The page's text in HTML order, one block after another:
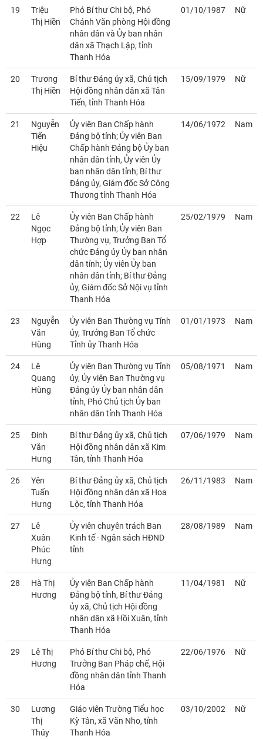
19
Triệu
Thị Hiền
Phó Bí thư Chi bộ, Phó
Chánh Văn phòng Hội đồng
nhân dân và Ủy ban nhân
dân xã Thạch Lập, tỉnh
Thanh Hóa
01/10/1987 Nữ
20
Trương
Thị Hiền
Bí thư Đảng ủy xã, Chủ tịch
Hội đồng nhân dân xã Tân
Tiến, tỉnh Thanh Hóa
15/09/1979 Nữ
21
Nguyễn
Tiến
Hiệu
Ủy viên Ban Chấp hành
Đảng bộ tỉnh; Ủy viên Ban
Chấp hành Đảng bộ Ủy ban
nhân dân tỉnh, Ủy viên Ủy
ban nhân dân tỉnh; Bí thư
Đảng ủy, Giám đốc Sở Công
Thương tỉnh Thanh Hóa
14/06/1972 Nam
22
Lê
Ngọc
Hợp
Ủy viên Ban Chấp hành
Đảng bộ tỉnh; Ủy viên Ban
Thường vụ, Trưởng Ban Tổ
chức Đảng ủy Ủy ban nhân
dân tỉnh; Ủy viên Ủy ban
nhân dân tỉnh; Bí thư Đảng
ủy, Giám đốc Sở Nội vụ tỉnh
Thanh Hóa
25/02/1979 Nam
23
Nguyễn
Văn
Hùng
Ủy viên Ban Thường vụ Tỉnh
ủy, Trưởng Ban Tổ chức
Tỉnh ủy Thanh Hóa
01/01/1973 Nam
24
Lê
Quang
Hùng
Ủy viên Ban Thường vụ Tỉnh
ủy, Ủy viên Ban Thường vụ
Đảng ủy Ủy ban nhân dân
tỉnh, Phó Chủ tịch Ủy ban
nhân dân tỉnh Thanh Hóa
05/08/1971 Nam
25
Đinh
Văn
Hưng
Bí thư Đảng ủy xã, Chủ tịch
Hội đồng nhân dân xã Kim
Tân, tỉnh Thanh Hóa
07/06/1979 Nam
26
Yên
Tuấn
Hưng
Bí thư Đảng ủy xã, Chủ tịch
Hội đồng nhân dân xã Hoa
Lộc, tỉnh Thanh Hóa
26/11/1983 Nam
27
Lê
Xuân
Phúc
Hưng
Ủy viên chuyên trách Ban
Kinh tế - Ngân sách HĐND
tỉnh
28/08/1989 Nam
28
Hà Thị
Hương
Ủy viên Ban Chấp hành
Đảng bộ tỉnh, Bí thư Đảng
ủy xã, Chủ tịch Hội đồng
nhân dân xã Hồi Xuân, tỉnh
Thanh Hóa
11/04/1981 Nữ
29
Lê Thị
Hương
Phó Bí thư Chi bộ, Phó
Trưởng Ban Pháp chế, Hội
đồng nhân dân tỉnh Thanh
Hóa
22/06/1976 Nữ
30
Lương
Thị
Thúy
Giáo viên Trường Tiểu học
Kỳ Tân, xã Văn Nho, tỉnh
Thanh Hóa
03/10/2002 Nữ